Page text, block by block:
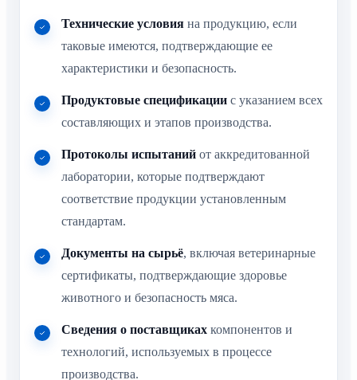
Технические условия на продукцию, если
таковые имеются, подтверждающие ее
характеристики и безопасность.
Продуктовые спецификации с указанием всех
составляющих и этапов производства.
Протоколы испытаний от аккредитованной
лаборатории, которые подтверждают
соответствие продукции установленным
стандартам.
Документы на сырьё, включая ветеринарные
сертификаты, подтверждающие здоровье
животного и безопасность мяса.
Сведения о поставщиках компонентов и
технологий, используемых в процессе
производства.